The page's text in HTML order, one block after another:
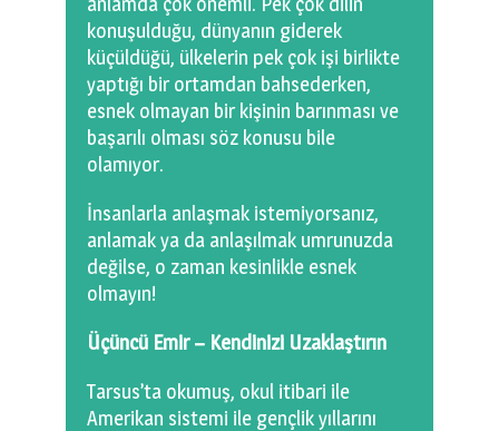
konuşulduğu, dünyanın giderek
küçüldüğü, ülkelerin pek çok işi birlikte
yaptığı bir ortamdan bahsederken,
esnek olmayan bir kişinin barınması ve
başarılı olması söz konusu bile
olamıyor.
İnsanlarla anlaşmak istemiyorsanız,
anlamak ya da anlaşılmak umrunuzda
değilse, o zaman kesinlikle esnek
olmayın!
Üçüncü Emir – Kendinizi Uzaklaştırın
Tarsus’ta okumuş, okul itibari ile
Amerikan sistemi ile gençlik yıllarını